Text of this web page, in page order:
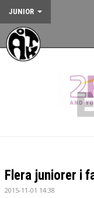
JUNIOR
HEM
VÅRA TÄVLINGAR
Flera juniorer i
2015-11-01 14:38